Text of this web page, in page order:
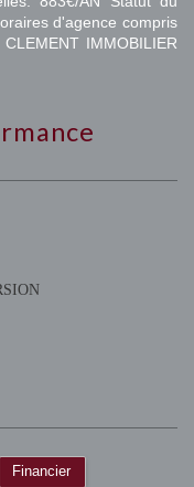
d'agence compris
IMMOBILIER
Financier